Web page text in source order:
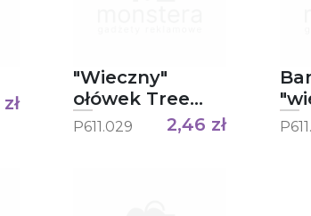
zł
"Wieczny"
ołówek Tree
Free Infinity
P611.029 2,46 zł